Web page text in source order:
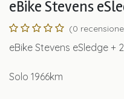
eBike Stevens
(0
eBike Stevens eSledge +
Solo 1966km